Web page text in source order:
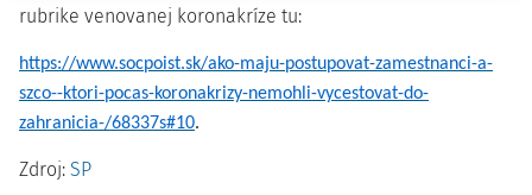
rubrike venovanej koronakríze tu:
https://www.socpoist.sk/ako-maju-postupovat-zamestnanci-a-
szco--ktori-pocas-koronakrizy-nemohli-vycestovat-do-
zahranicia-/68337s#10.
Zdroj: SP